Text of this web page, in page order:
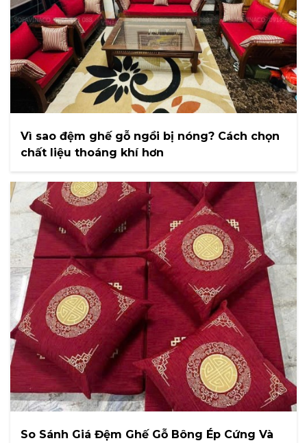
Vì sao đệm ghế gỗ ngồi bị nóng? Cách chọn
chất liệu thoáng khí hơn
So Sánh Giá Đệm Ghế Gỗ Bông Ép Cứng Và